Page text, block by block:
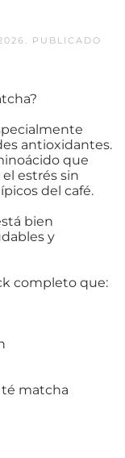
. PUBLICADO
antioxidantes.
que
estrés sin
del café.
bien
y
completo que:
té matcha